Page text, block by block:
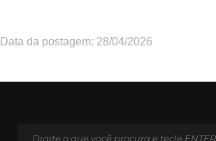
Data da postagem: 28/04/2026